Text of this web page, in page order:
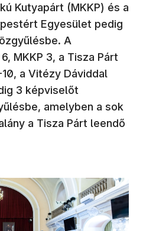
Kutyapárt (MKKP) és a
Egyesület pedig
A
MKKP 3, a Tisza Párt
a Vitézy Dáviddal
3 képviselőt
amelyben a sok
a Tisza Párt leendő